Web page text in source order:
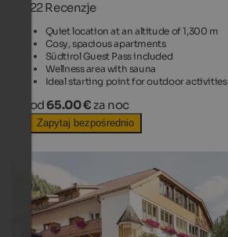
22 Recenzje
Quiet location at an altitude of 1,300 m
Cosy, spacious apartments
Südtirol Guest Pass included
Wellness area with sauna
Ideal starting point for outdoor activities
od 65.00 € za noc
Zapytaj bezpośrednio